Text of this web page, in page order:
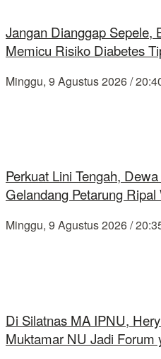
Jangan Dianggap Sepele,
Memicu Risiko Diabetes
Minggu, 9 Agustus 2026 /
Perkuat Lini Tengah,
Gelandang Petarung Ripal
Minggu, 9 Agustus 2026 /
Di Silatnas MA IPNU,
Muktamar NU Jadi Forum